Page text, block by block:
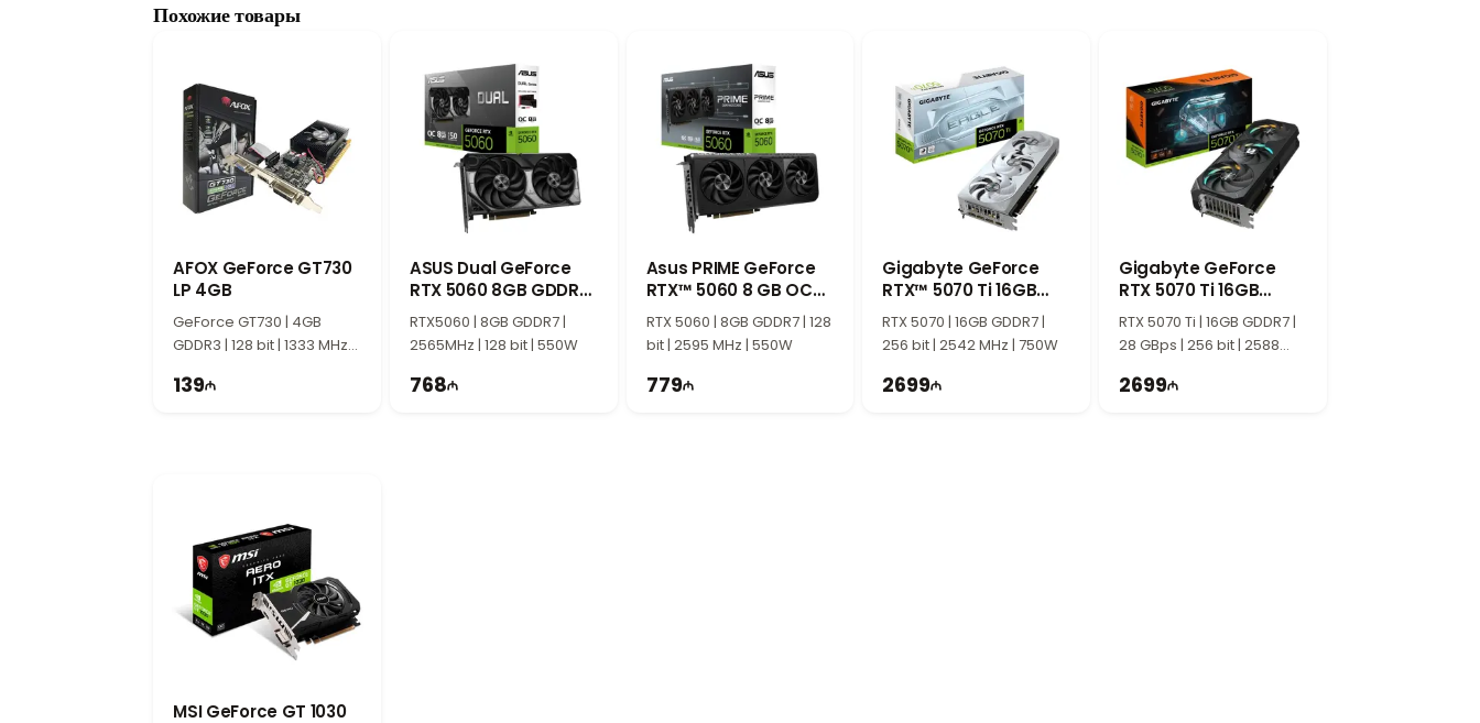
6144 ядра CUDA обеспечивают параллельную обработку графических данных. Шина памяти 192 bit и скорость 28 Gbps поддерживают быструю передачу
Рабочие частоты и совместимость
Частоты 2655 MHz в режиме Extreme Performance и 2640 MHz в Gaming Mode рассчитаны на стабильную работу без резких просадок. Интерфейс
PCI Express 5.0 совместим с новыми платформами.
Питание и разъём
Используется разъём питания 1x 16-pin. Рекомендуемый блок питания 650W.
Установка в корпус
Похожие товары
AFOX GeForce GT730
LP 4GB
GeForce GT730 | 4GB
GDDR3 | 128 bit | 1333 MHz |
139
ASUS Dual GeForce
RTX 5060 8GB GDDR7
OC Edition
RTX5060 | 8GB GDDR7 |
2565MHz | 128 bit | 550W
768
Asus PRIME GeForce
RTX™ 5060 8 GB OC
90YV0N10-M0NA00
RTX 5060 | 8GB GDDR7 | 128
bit | 2595 MHz | 550W
779
Gigabyte GeForce
RTX™ 5070 Ti 16GB
Eagle Ice SFF OC
RTX 5070 | 16GB GDDR7 |
256 bit | 2542 MHz | 750W
2699
Gigabyte GeForce
RTX 5070 Ti 16GB
Gaming OC
RTX 5070 Ti | 16GB GDDR7 |
28 GBps | 256 bit | 2588
2699
MSI GeForce GT 1030